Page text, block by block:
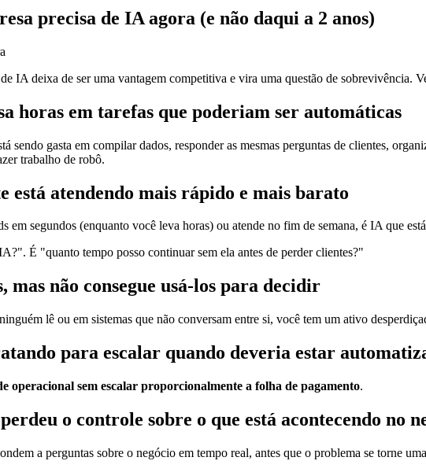
precisa de IA agora (e não daqui a 2 anos)
IA deixa de ser uma vantagem competitiva e vira uma questão de sobrevivência.
horas em tarefas que poderiam ser automáticas
sendo gasta em compilar dados, responder as mesmas perguntas de clientes,
trabalho de robô.
está atendendo mais rápido e mais barato
em segundos (enquanto você leva horas) ou atende no fim de semana, é IA que
É "quanto tempo posso continuar sem ela antes de perder clientes?"
mas não consegue usá-los para decidir
lê ou em sistemas que não conversam entre si, você tem um ativo
para escalar quando deveria estar
operacional sem escalar proporcionalmente a folha de pagamento.
o controle sobre o que está acontecendo no
a perguntas sobre o negócio em tempo real, antes que o problema se torne